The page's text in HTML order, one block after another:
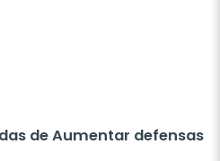
de Aumentar defensas